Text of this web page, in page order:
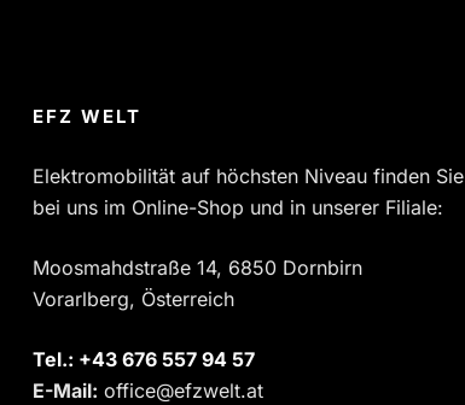
EFZ WELT
Elektromobilität auf höchsten Niveau finden Sie
bei uns im Online-Shop und in unserer Filiale:
Moosmahdstraße 14, 6850 Dornbirn
Vorarlberg, Österreich
Tel.: ‎+43 676 557 94 57
E-Mail: office@efzwelt.at